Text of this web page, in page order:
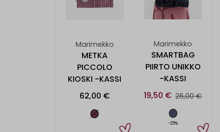
Marimekko
METKA
PICCOLO
KIOSKI -KASSI
62,00 €
Marimekko
SMARTBAG
PIIRTO UNIKKO
-KASSI
19,50 € 26,00 €
-25%